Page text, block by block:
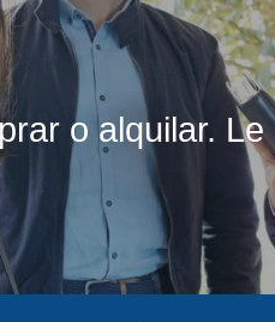
o alquilar.